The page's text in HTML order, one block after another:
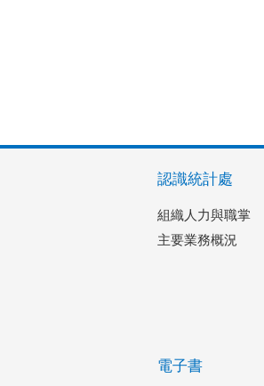
認識統計處
組織人力與職掌
主要業務概況
電子書